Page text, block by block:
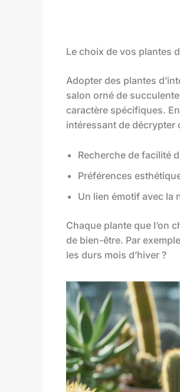
Le choix de vos plantes
Adopter des plantes
salon orné de
caractère spécifiques.
intéressant de décrypter
Recherche de facilité
Préférences
Un lien émotif avec la
Chaque plante que l’on
de bien-être. Par
les durs mois d’hiver ?